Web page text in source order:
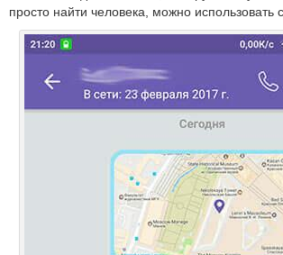
просто найти человека, можно использовать